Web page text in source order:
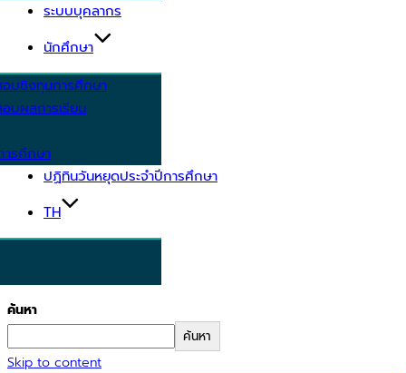
ระบบบุคลากร
นักศึกษา
บชิงทุนการศึกษา
บผลการเรียน
รศึกษา
ปฏิทินวันหยุดประจำปีการศึกษา
TH
ค้นหา
ค้นหา
Skip to content